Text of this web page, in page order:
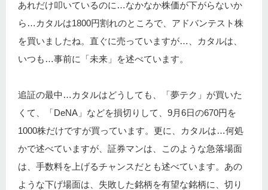
あれだけ叩いているのに…なかなか株価が下がらないか
ら…カタルは1800円割れのところで、アドバンテスト株
を買いましたね。直ぐに売っていますが…、カタルは、
いつも…事前に「未来」を述べています。
追証の最中…カタルはどうしても、「夢テク」が買いた
くて、「DeNA」などを損切りして、9月6日の670円を
1000株だけですが買っています。更に、カタルは…何処
かで述べていますが、証券マンは、このような急落場面
は、手数料を上げるチャンスだとも述べています。あの
ような下げ場面は、失敗した銘柄を有望な銘柄に、切り